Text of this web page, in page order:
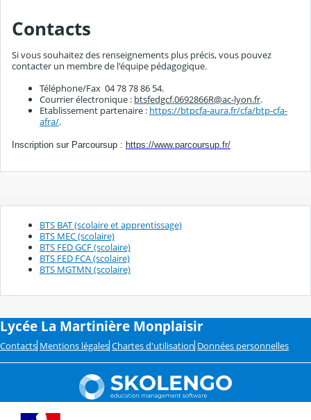
Contacts
Si vous souhaitez des renseignements plus précis, vous pouvez
contacter un membre de l'équipe pédagogique.
Téléphone/Fax 04 78 78 86 54.
Courrier électronique : btsfedgcf.0692866R@ac-lyon.fr.
Etablissement partenaire : https://btpcfa-aura.fr/cfa/btp-cfa-
afra/.
Inscription sur Parcoursup : https://www.parcoursup.fr/
BTS BAT (scolaire et apprentissage)
BTS MEC (scolaire)
BTS FED GCF (scolaire)
BTS FED FCA (scolaire)
BTS MGTMN (scolaire)
Lycée La Martinière Monplaisir
Contacts Mentions légales Chartes d'utilisation Données personnelles